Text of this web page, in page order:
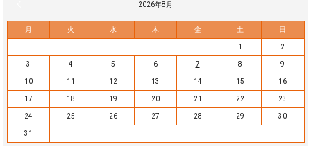
2026年8月
月 火 水 木 金 土 日
1 2
3 4 5 6 7 8 9
10 11 12 13 14 15 16
17 18 19 20 21 22 23
24 25 26 27 28 29 30
31